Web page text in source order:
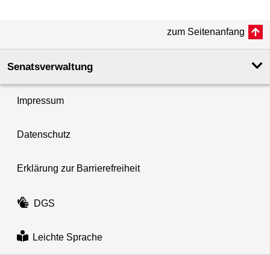
zum Seitenanfang
Senatsverwaltung
Impressum
Datenschutz
Erklärung zur Barrierefreiheit
DGS
Leichte Sprache